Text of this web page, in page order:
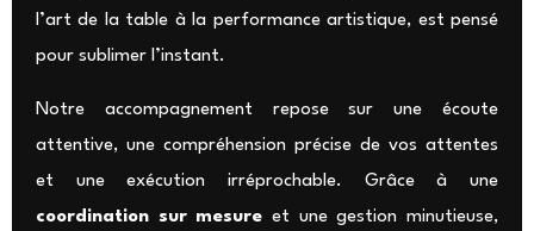
l’art de la table à la performance artistique, est pensé
pour sublimer l’instant.
Notre accompagnement repose sur une écoute
attentive, une compréhension précise de vos attentes
et une exécution irréprochable. Grâce à une
coordination sur mesure et une gestion minutieuse,